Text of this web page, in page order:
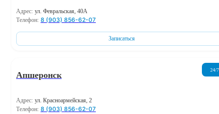
Адрес: ул. Февральская, 40А
Телефон: 8 (903) 856-62-07
Записаться
Апшеронск
24/7
Адрес: ул. Красноармейская, 2
Телефон: 8 (903) 856-62-07